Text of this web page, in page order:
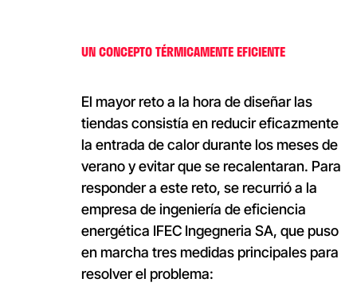
UN CONCEPTO TÉRMICAMENTE EFICIENTE
El mayor reto a la hora de diseñar las
tiendas consistía en reducir eficazmente
la entrada de calor durante los meses de
verano y evitar que se recalentaran. Para
responder a este reto, se recurrió a la
empresa de ingeniería de eficiencia
energética IFEC Ingegneria SA, que puso
en marcha tres medidas principales para
resolver el problema: